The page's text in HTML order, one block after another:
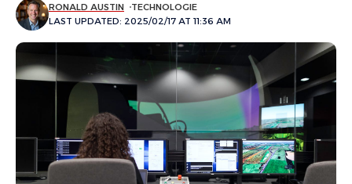
LAST UPDATED: 2025/02/17 AT 11:36 AM
RONALD AUSTIN TECHNOLOGIE